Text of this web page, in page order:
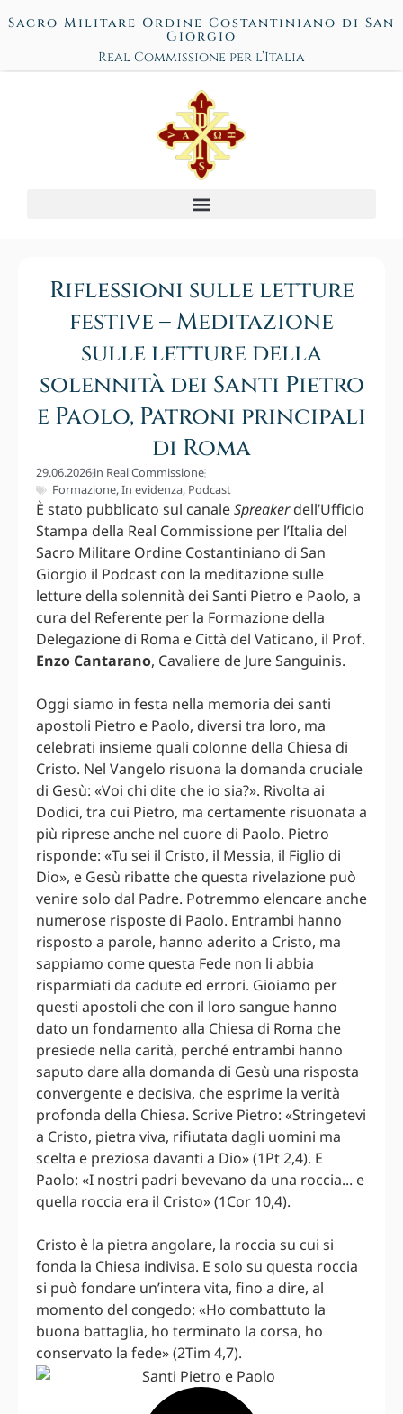
Sacro Militare Ordine Costantiniano di San
Giorgio
Real Commissione per l’Italia
Riflessioni sulle letture
festive – Meditazione
sulle letture della
solennità dei Santi Pietro
e Paolo, Patroni principali
di Roma
29.06.2026in Real Commissione
Formazione,In evidenza, Podcast
È stato pubblicato sul canaleSpreakerdell’Ufficio
Stampa della Real Commissione per l’Italia del
Sacro Militare Ordine Costantiniano di San
Giorgio il Podcast con la meditazione sulle
letture della solennità dei Santi Pietro e Paolo, a
cura del Referente per la Formazione della
Delegazione di Roma e Città del Vaticano, il Prof.
Enzo Cantarano, Cavaliere de Jure Sanguinis.
Oggi siamo in festa nella memoria dei santi
apostoli Pietro e Paolo, diversi tra loro, ma
celebrati insieme quali colonne della Chiesa di
Cristo. Nel Vangelo risuona la domanda cruciale
di Gesù: «Voi chi dite che io sia?». Rivolta ai
Dodici, tra cui Pietro, ma certamente risuonata a
più riprese anche nel cuore di Paolo. Pietro
risponde: «Tu sei il Cristo, il Messia, il Figlio di
Dio», e Gesù ribatte che questa rivelazione può
venire solo dal Padre. Potremmo elencare anche
numerose risposte di Paolo. Entrambi hanno
risposto a parole, hanno aderito a Cristo, ma
sappiamo come questa Fede non li abbia
risparmiati da cadute ed errori. Gioiamo per
questi apostoli che con il loro sangue hanno
dato un fondamento alla Chiesa di Roma che
presiede nella carità, perché entrambi hanno
saputo dare alla domanda di Gesù una risposta
convergente e decisiva, che esprime la verità
profonda della Chiesa. Scrive Pietro: «Stringetevi
a Cristo, pietra viva, rifiutata dagli uomini ma
scelta e preziosa davanti a Dio» (1Pt 2,4). E
Paolo: «I nostri padri bevevano da una roccia... e
quella roccia era il Cristo» (1Cor 10,4).
Cristo è la pietra angolare, la roccia su cui si
fonda la Chiesa indivisa. E solo su questa roccia
si può fondare un’intera vita, fino a dire, al
momento del congedo: «Ho combattuto la
buona battaglia, ho terminato la corsa, ho
conservato la fede» (2Tim 4,7).